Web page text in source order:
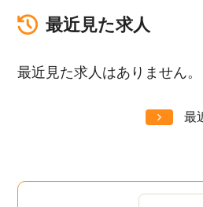
最近見た求人
最近見た求人はありません。
最